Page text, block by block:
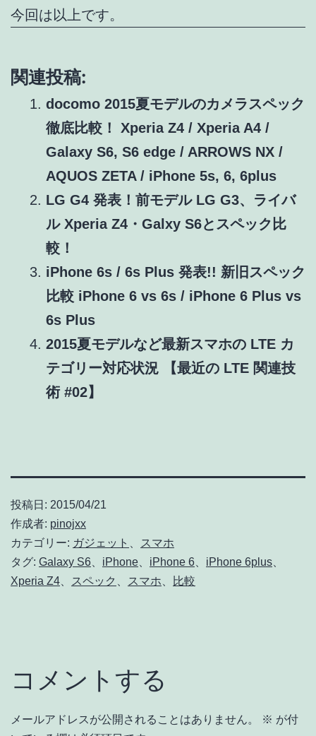
今回は以上です。
関連投稿:
docomo 2015夏モデルのカメラスペック
徹底比較！ Xperia Z4 / Xperia A4 /
Galaxy S6, S6 edge / ARROWS NX /
AQUOS ZETA / iPhone 5s, 6, 6plus
LG G4 発表！前モデル LG G3、ライバ
ル Xperia Z4・Galxy S6とスペック比
較！
iPhone 6s / 6s Plus 発表!! 新旧スペック
比較 iPhone 6 vs 6s / iPhone 6 Plus vs
6s Plus
2015夏モデルなど最新スマホの LTE カ
テゴリー対応状況 【最近の LTE 関連技
術 #02】
投稿日: 2015/04/21
作成者: pinojxx
カテゴリー: ガジェット
スマホ
タグ: Galaxy S6 iPhone iPhone 6 iPhone 6plus
Xperia Z4
スペック スマホ 比較
コメントする
メールアドレスが公開されることはありません。 ※ が付